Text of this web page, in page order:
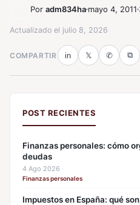
Por adm834ha mayo 4, 2011
Actualizado el julio 8, 2026
COMPARTIR in 𝕏 ✆ ⧉
POST RECIENTES
Finanzas personales: cómo
deudas
4 Ago 2026 ·
Finanzas personales
Impuestos en España: qué